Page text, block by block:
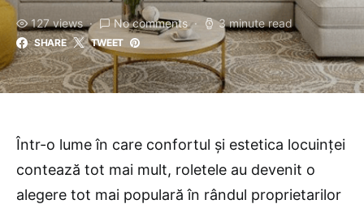
127 views No comments 3 minute read
SHARE TWEET
Într-o lume în care confortul și estetica locuinței
contează tot mai mult, roletele au devenit o
alegere tot mai populară în rândul proprietarilor